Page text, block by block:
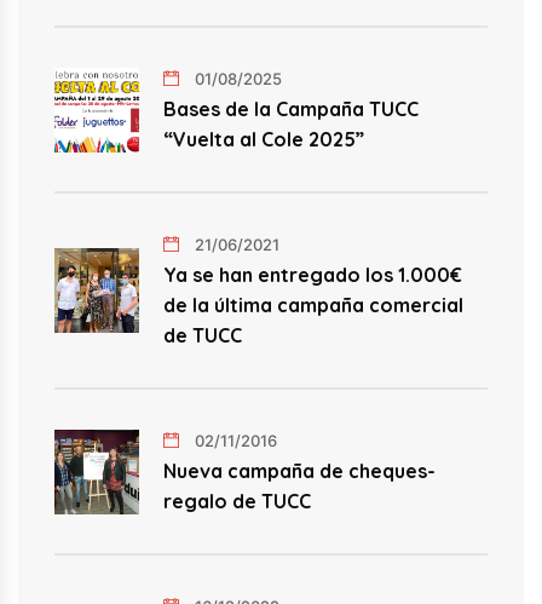
01/08/2025
Bases de la Campaña TUCC
“Vuelta al Cole 2025”
21/06/2021
Ya se han entregado los 1.000€
de la última campaña comercial
de TUCC
02/11/2016
Nueva campaña de cheques-
regalo de TUCC